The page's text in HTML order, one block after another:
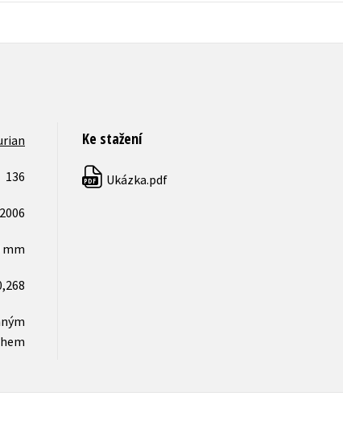
tituly
136
mm
Ke stažení
PDF Ukázka.pdf